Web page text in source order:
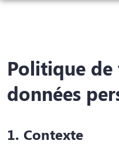
PRÉVOIR SES OBSÈQUES
MONUMENTS FUNÉRAIRES
COMMANDE DE PLAQUES
NOTRE CHAMBRE FUNERAIRE
ESPACES HOMMAGES
BOUTIQUE EN LIGNE
Politique
données
1. Contexte